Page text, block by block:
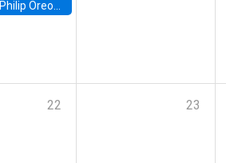
Philip Oreopolous, University of Toronto
22 23